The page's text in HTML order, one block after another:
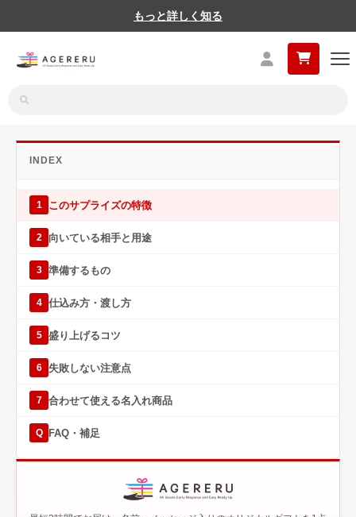
もっと詳しく知る
INDEX
1 このサプライズの特徴
2 向いている相手と用途
3 準備するもの
4 仕込み方・渡し方
5 盛り上げるコツ
6 失敗しない注意点
7 合わせて使える名入れ商品
Q FAQ・補足